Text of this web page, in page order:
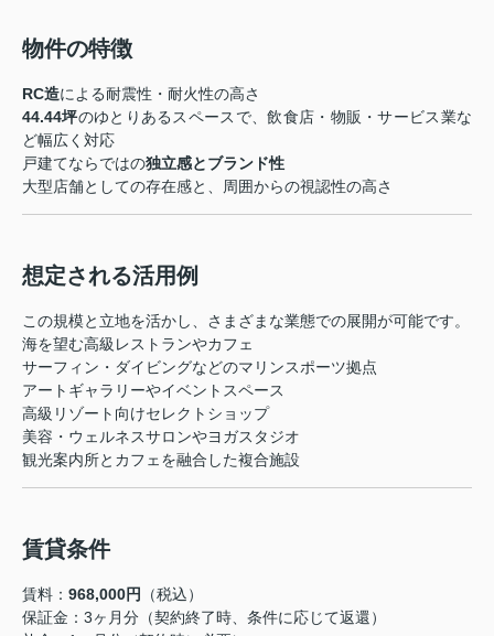
物件の特徴
RC造による耐震性・耐火性の高さ
44.44坪のゆとりあるスペースで、飲食店・物販・サービス業な
ど幅広く対応
戸建てならではの独立感とブランド性
大型店舗としての存在感と、周囲からの視認性の高さ
想定される活用例
この規模と立地を活かし、さまざまな業態での展開が可能です。
海を望む高級レストランやカフェ
サーフィン・ダイビングなどのマリンスポーツ拠点
アートギャラリーやイベントスペース
高級リゾート向けセレクトショップ
美容・ウェルネスサロンやヨガスタジオ
観光案内所とカフェを融合した複合施設
賃貸条件
賃料： 968,000円
（税込）
保証金：3ヶ月分（契約終了時、条件に応じて返還）